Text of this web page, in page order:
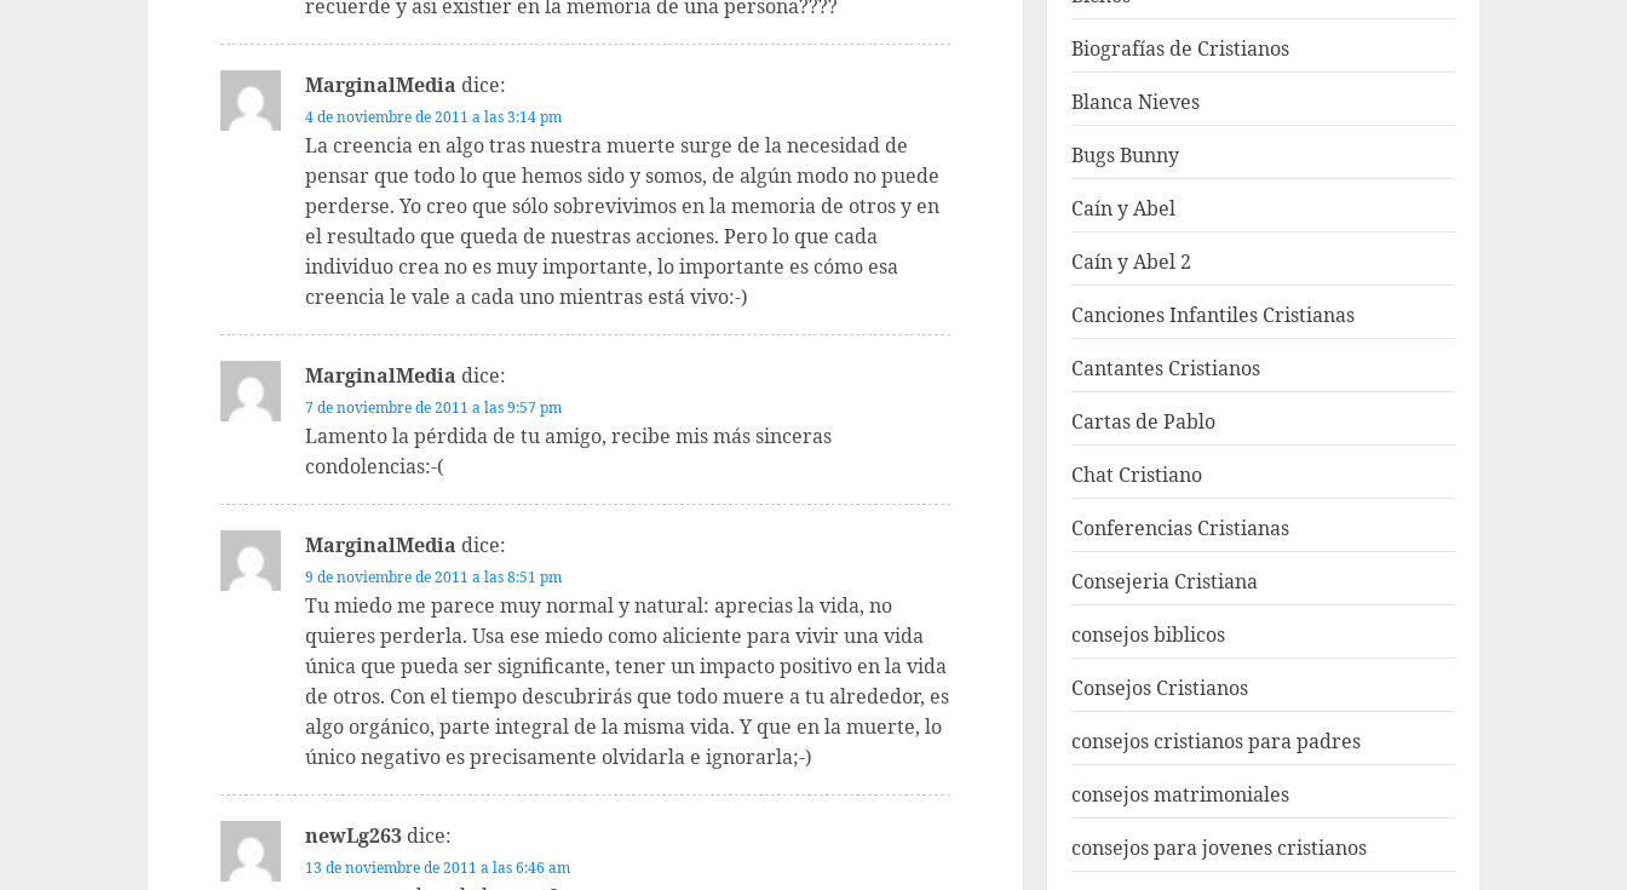
recuerde y asi existier en la memoria de una persona????
MarginalMedia dice:
4 de noviembre de 2011 a las 3:14 pm
La creencia en algo tras nuestra muerte surge de la necesidad de
pensar que todo lo que hemos sido y somos, de algún modo no puede
perderse. Yo creo que sólo sobrevivimos en la memoria de otros y en
el resultado que queda de nuestras acciones. Pero lo que cada
individuo crea no es muy importante, lo importante es cómo esa
creencia le vale a cada uno mientras está vivo:-)
MarginalMedia dice:
7 de noviembre de 2011 a las 9:57 pm
Lamento la pérdida de tu amigo, recibe mis más sinceras
condolencias:-(
MarginalMedia dice:
9 de noviembre de 2011 a las 8:51 pm
Tu miedo me parece muy normal y natural: aprecias la vida, no
quieres perderla. Usa ese miedo como aliciente para vivir una vida
única que pueda ser significante, tener un impacto positivo en la vida
de otros. Con el tiempo descubrirás que todo muere a tu alrededor, es
algo orgánico, parte integral de la misma vida. Y que en la muerte, lo
único negativo es precisamente olvidarla e ignorarla;-)
newLg263 dice:
13 de noviembre de 2011 a las 6:46 am
Biografías de Cristianos
Blanca Nieves
Bugs Bunny
Caín y Abel
Caín y Abel 2
Canciones Infantiles Cristianas
Cantantes Cristianos
Cartas de Pablo
Chat Cristiano
Conferencias Cristianas
Consejeria Cristiana
consejos biblicos
Consejos Cristianos
consejos cristianos para padres
consejos matrimoniales
consejos para jovenes cristianos